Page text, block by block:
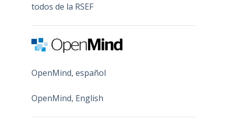
todos de la RSEF
OpenMind, español
OpenMind, English